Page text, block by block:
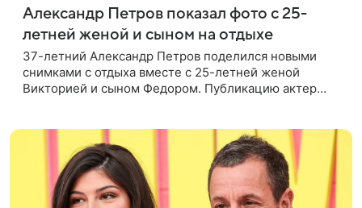
Александр Петров показал фото с 25-
летней женой и сыном на отдыхе
37-летний Александр Петров поделился новыми
снимками с отдыха вместе с 25-летней женой
Викторией и сыном Федором. Публикацию актер